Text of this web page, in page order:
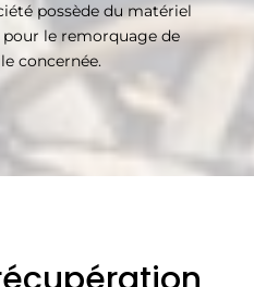
possède du matériel
le remorquage de
concernée.